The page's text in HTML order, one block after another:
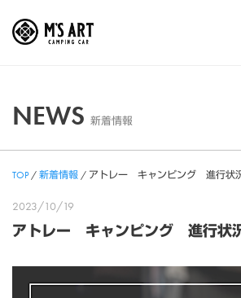
NEWS 新着情報
TOP/新着情報 / アトレー キャンピング 進行状
2023/10/19
アトレー キャンピング 進行状